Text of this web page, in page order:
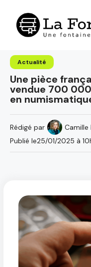
contenu
Actualité
Une pièce
vendue 700
en
Rédigé par
Camille
Publié le25/01/2025 à